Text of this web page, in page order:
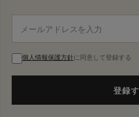
個人情報保護方針に同意して登録する
登録